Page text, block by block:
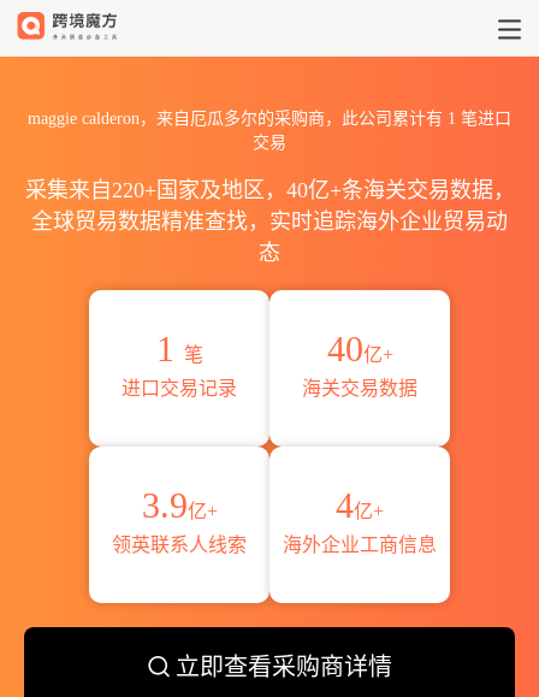
maggie calderon，来自厄瓜多尔的采购商，此公司累计有 1 笔进口
交易
采集来自220+国家及地区，40亿+条海关交易数据，
全球贸易数据精准查找，实时追踪海外企业贸易动
态
1
笔
进口交易记录
40亿+
海关交易数据
3.9亿+
领英联系人线索
4亿+
海外企业工商信息
立即查看采购商详情